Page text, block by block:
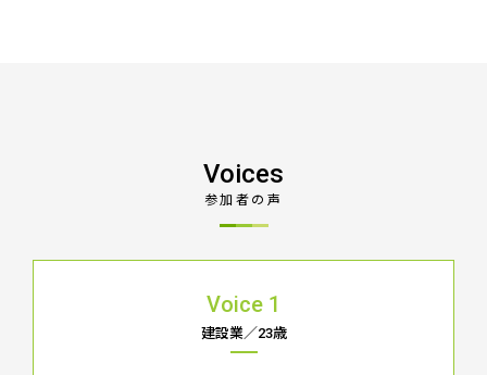
Voices
参加者の声
Voice 1
建設業／23歳